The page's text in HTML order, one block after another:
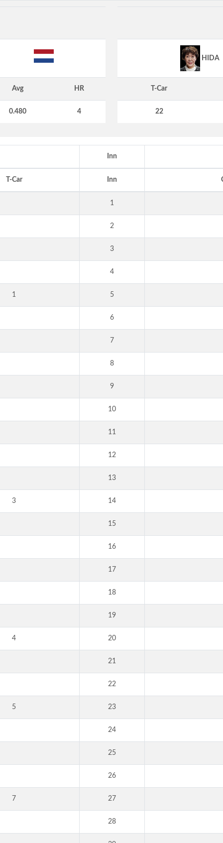
Avg HR
0.480 4
HIDA
T-Car
22
Inn
T-Car Inn
1
2
3
4
1 5
6
7
8
9
10
11
12
13
3 14
15
16
17
18
19
4 20
21
22
5 23
24
25
26
7 27
28